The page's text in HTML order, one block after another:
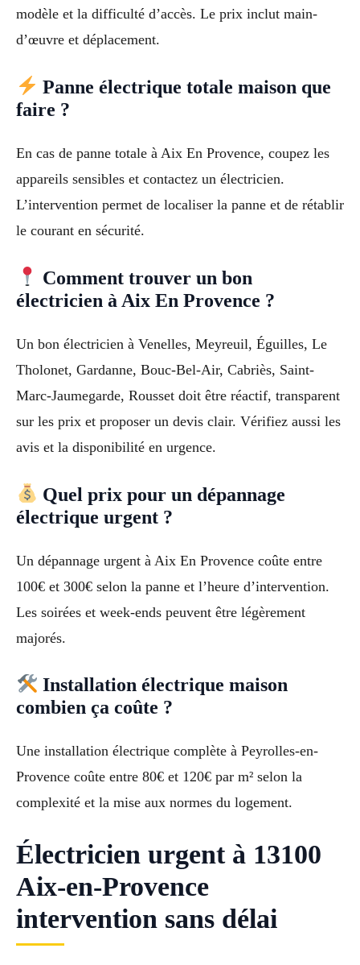
modèle et la difficulté d’accès. Le prix inclut main-
d’œuvre et déplacement.
Panne électrique totale maison que
faire ?
En cas de panne totale à Aix En Provence, coupez les
appareils sensibles et contactez un électricien.
L’intervention permet de localiser la panne et de rétablir
le courant en sécurité.
Comment trouver un bon
électricien à Aix En Provence ?
Un bon électricien à Venelles, Meyreuil, Éguilles, Le
Tholonet, Gardanne, Bouc-Bel-Air, Cabriès, Saint-
Marc-Jaumegarde, Rousset doit être réactif, transparent
sur les prix et proposer un devis clair. Vérifiez aussi les
avis et la disponibilité en urgence.
Quel prix pour un dépannage
électrique urgent ?
Un dépannage urgent à Aix En Provence coûte entre
100€ et 300€ selon la panne et l’heure d’intervention.
Les soirées et week-ends peuvent être légèrement
majorés.
Installation électrique maison
combien ça coûte ?
Une installation électrique complète à Peyrolles-en-
Provence coûte entre 80€ et 120€ par m² selon la
complexité et la mise aux normes du logement.
Électricien urgent à 13100
Aix-en-Provence
intervention sans délai